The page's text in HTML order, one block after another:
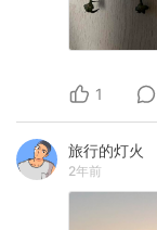
1
旅行的灯火
2年前